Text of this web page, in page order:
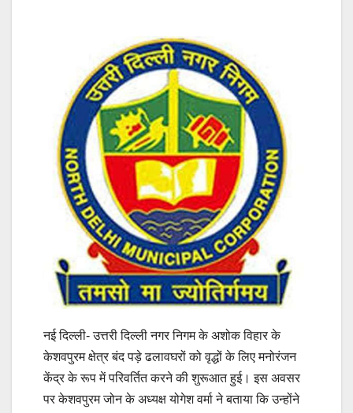
नई दिल्ली- उत्तरी दिल्ली नगर निगम के अशोक विहार के
केशवपुरम क्षेत्र बंद पड़े ढलावघरों को वृद्धों के लिए मनोरंजन
केंद्र के रूप में परिवर्तित करने की शुरूआत हुई। इस अवसर
पर केशवपुरम जोन के अध्यक्ष योगेश वर्मा ने बताया कि उन्होंने